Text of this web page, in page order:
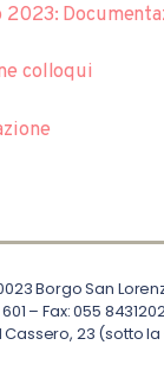
2023:
colloqui
Borgo San
– Fax: 055
23 (sotto la